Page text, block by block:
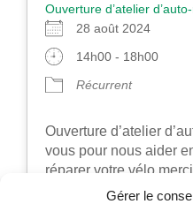
Gérer le
Ouverture d’atelier
28 août 2024
14h00 - 18h00
Récurrent
Ouverture d’atelier
vous pour nous aider
réparer votre vélo
par téléphone ou par